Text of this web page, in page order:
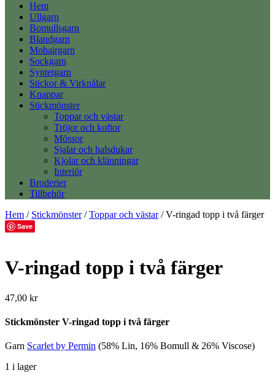
Hem
Ullgarn
Bomullsgarn
Blandgarn
Mohairgarn
Sockgarn
Syntetgarn
Stickor & Virknålar
Knappar
Stickmönster
Toppar och västar
Tröjor och koftor
Mössor
Sjalar och halsdukar
Kjolar och klänningar
Interiör
Broderier
Tillbehör
Hem / Stickmönster/Toppar och västar/ V-ringad topp i två färger
Save
V-ringad topp i två färger
47,00 kr
Stickmönster V-ringad topp i två färger
Garn Scarlet by Permin (58% Lin, 16% Bomull & 26% Viscose)
1 i lager